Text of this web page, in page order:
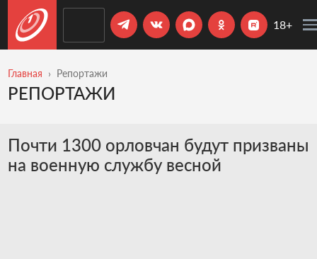
18+
Главная Репортажи
РЕПОРТАЖИ
Почти 1300 орловчан будут призваны
на военную службу весной